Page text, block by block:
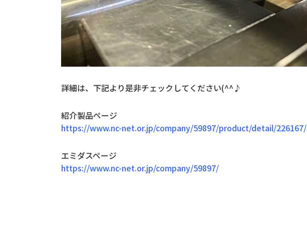
詳細は、下記より是非チェックしてください(^^♪
紹介製品ページ
https://www.nc-net.or.jp/company/59897/product/detail/226167/
エミダスページ
https://www.nc-net.or.jp/company/59897/